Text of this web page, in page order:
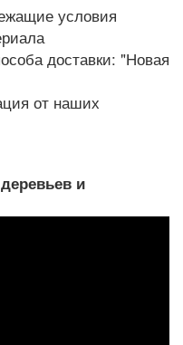
условия
доставки: "Новая
от наших
и